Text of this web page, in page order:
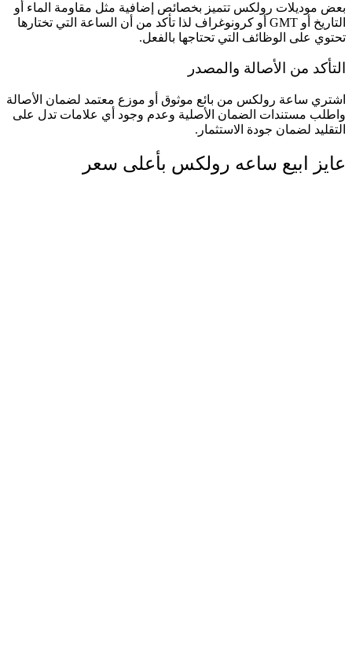
بعض موديلات رولكس تتميز بخصائص إضافية مثل مقاومة الماء أو
التاريخ أو GMT أو كرونوغراف لذا تأكد من أن الساعة التي تختارها
تحتوي على الوظائف التي تحتاجها بالفعل.
التأكد من الأصالة والمصدر
اشتري ساعة رولكس من بائع موثوق أو موزع معتمد لضمان الأصالة
واطلب مستندات الضمان الأصلية وعدم وجود أي علامات تدل على
التقليد لضمان جودة الاستثمار.
عايز ابيع ساعه رولكس بأعلى سعر